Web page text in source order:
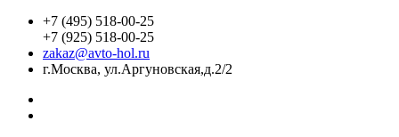
+7 (495) 518-00-25
+7 (925) 518-00-25
zakaz@avto-hol.ru
г.Москва, ул.Аргуновская,д.2/2